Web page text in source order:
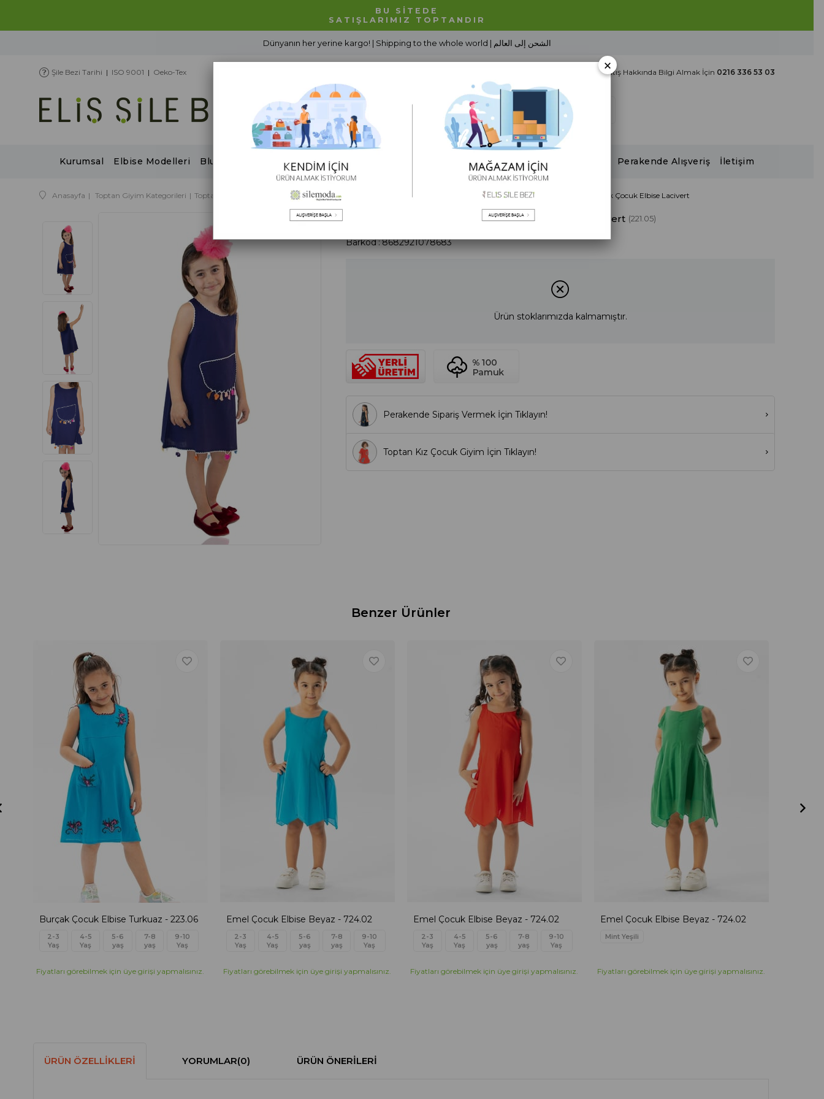
BU SİTEDE
SATIŞLARIMIZ TOPTANDIR
Dünyanın her yerine kargo! | Shipping to the whole world | الشحن إلى العالم
Şile Bezi Tarihi | ISO 9001 | Oeko-Tex Toptan Satış Hakkında Bilgi Almak İçin 0216 336 53 03
Kurumsal Elbise Modelleri Bluz Modelleri Alt Giyim Erkek Giyim Çocuk Giyim 2026 Katalog Perakende Alışveriş İletişim
Anasayfa Toptan Giyim Kategorileri Toptan İlkbahar / Yaz Sezonu Toptan Çocuk Giyim Toptan Kız Çocuk Modelleri Toptan Kolsuz Mine Şile Bezi Yazlık Çocuk Elbise Lacivert
Toptan Kolsuz Mine Şile Bezi Yazlık Çocuk Elbise Lacivert (221.05)
Barkod:8682921078683
Ürün stoklarımızda kalmamıştır.
Perakende Sipariş Vermek İçin Tıklayın!
Toptan Kız Çocuk Giyim İçin Tıklayın!
Benzer Ürünler
Burçak Çocuk Elbise Turkuaz - 223.06
2-3
Yaş
4-5
Yaş
5-6
yaş
7-8
yaş
9-10
Yaş
Fiyatları görebilmek için üye girişi yapmalısınız.
Emel Çocuk Elbise Beyaz - 724.02
2-3
Yaş
4-5
Yaş
5-6
yaş
7-8
yaş
9-10
Yaş
Fiyatları görebilmek için üye girişi yapmalısınız.
Emel Çocuk Elbise Beyaz - 724.02
2-3
Yaş
4-5
Yaş
5-6
yaş
7-8
yaş
9-10
Yaş
Fiyatları görebilmek için üye girişi yapmalısınız.
Emel Çocuk Elbise Beyaz - 724.02
Mint Yeşili
Fiyatları görebilmek için üye girişi yapmalısınız.
ÜRÜN ÖZELLIKLERI YORUMLAR(0) ÜRÜN ÖNERILERI
×